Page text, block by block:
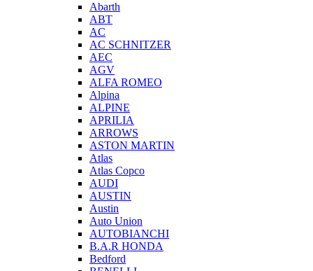
Abarth
ABT
AC
AC SCHNITZER
AEC
AGV
ALFA ROMEO
Alpina
ALPINE
APRILIA
ARROWS
ASTON MARTIN
Atlas
Atlas Copco
AUDI
AUSTIN
Austin
Auto Union
AUTOBIANCHI
B.A.R HONDA
Bedford